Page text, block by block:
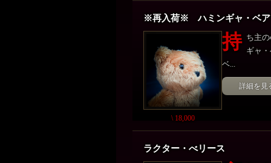
※再入荷※ ハミンギャ・ベ
\ 18,000
持 ち主
ギャ
ベ...
詳細を見
ラクター・べリース